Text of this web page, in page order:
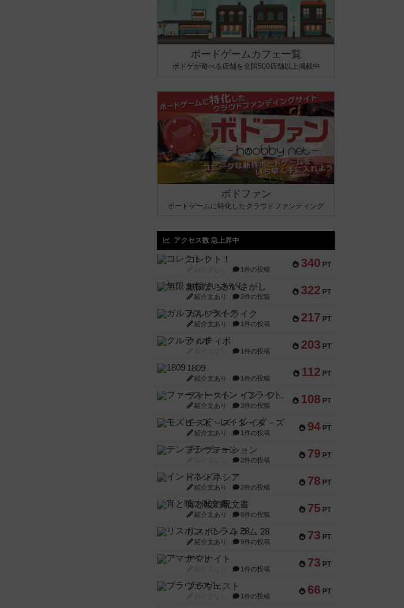
ボードゲームカフェ一覧
ボドゲが遊べる店舗を全国500店舗以上掲載中
ボドファン
ボードゲームに特化したクラウドファンディング
アクセス数 急上昇中
340 PT
コレクト！
1件の投稿
322 PT
無限まちがいさがし
紹介文あり 2件の投稿
217 PT
ガルフストライク
紹介文あり 1件の投稿
203 PT
クルティボ
1件の投稿
112 PT
1809
紹介文あり 1件の投稿
108 PT
ファースト・イン・フライト
紹介文あり 3件の投稿
94 PT
モズビ－ズ・レイダ－ズ
紹介文あり 1件の投稿
79 PT
テンプテーション
2件の投稿
78 PT
インドネシア
紹介文あり 2件の投稿
75 PT
宵と暁の呪文書
紹介文あり 8件の投稿
73 PT
リスボン・トラム 28
紹介文あり 9件の投稿
73 PT
アマナイト
1件の投稿
66 PT
ブラヴェスト
1件の投稿